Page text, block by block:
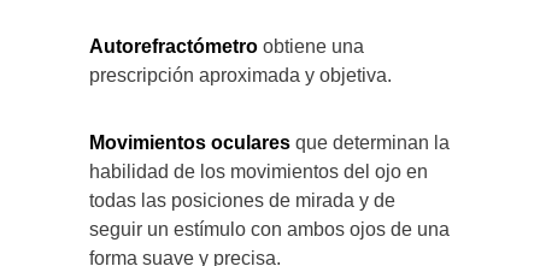
Autorefractómetro obtiene una
prescripción aproximada y objetiva.
Movimientos oculares que determinan la
habilidad de los movimientos del ojo en
todas las posiciones de mirada y de
seguir un estímulo con ambos ojos de una
forma suave y precisa.